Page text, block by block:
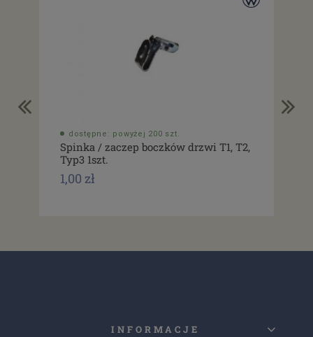
dostępne: powyżej 200 szt.
Spinka / zaczep boczków drzwi T1, T2,
Typ3 1szt.
1,00 zł
INFORMACJE